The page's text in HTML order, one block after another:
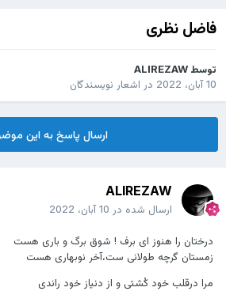
فاضل نظری
توسط ALIREZAW
10 آبان، 2022
در اشعار نویسندگان
ارسال پاسخ به این
ALIREZAW
ارسال شده در 10 آبان، 2022
درختان را هنوز ای برف ! شوق برگ و باری هست
زمستان گرچه طولانی ست،آخر نوبهاری هست
مرا درقلب خود کُشتی و از دنیاز خود راندی